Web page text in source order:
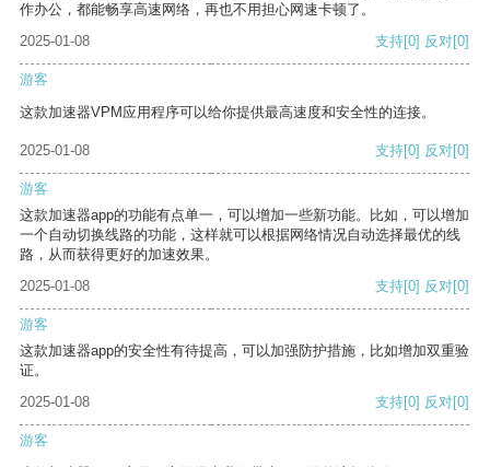
作办公，都能畅享高速网络，再也不用担心网速卡顿了。
2025-01-08
支持[0] 反对[0]
游客
这款加速器VPM应用程序可以给你提供最高速度和安全性的连接。
2025-01-08 支持[0] 反对[0]
游客
这款加速器app的功能有点单一，可以增加一些新功能。比如，可以增加
一个自动切换线路的功能，这样就可以根据网络情况自动选择最优的线
路，从而获得更好的加速效果。
2025-01-08
支持[0] 反对[0]
游客
这款加速器app的安全性有待提高，可以加强防护措施，比如增加双重验
证。
2025-01-08
支持[0] 反对[0]
游客